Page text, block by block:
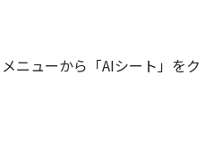
ニューから「AIシート」をク